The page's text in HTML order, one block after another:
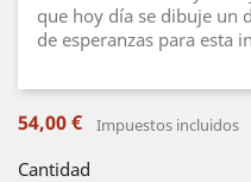
que hoy día se dibuje un
de esperanzas para esta
54,00 € Impuestos incluidos
Cantidad